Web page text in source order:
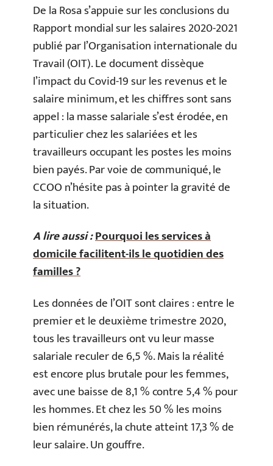
De la Rosa s’appuie sur les conclusions du
Rapport mondial sur les salaires 2020-2021
publié par l’Organisation internationale du
Travail (OIT). Le document dissèque
l’impact du Covid-19 sur les revenus et le
salaire minimum, et les chiffres sont sans
appel : la masse salariale s’est érodée, en
particulier chez les salariées et les
travailleurs occupant les postes les moins
bien payés. Par voie de communiqué, le
CCOO n’hésite pas à pointer la gravité de
la situation.
A lire aussi :Pourquoi les services à
domicile facilitent-ils le quotidien des
familles ?
Les données de l’OIT sont claires : entre le
premier et le deuxième trimestre 2020,
tous les travailleurs ont vu leur masse
salariale reculer de 6,5 %. Mais la réalité
est encore plus brutale pour les femmes,
avec une baisse de 8,1 % contre 5,4 % pour
les hommes. Et chez les 50 % les moins
bien rémunérés, la chute atteint 17,3 % de
leur salaire. Un gouffre.